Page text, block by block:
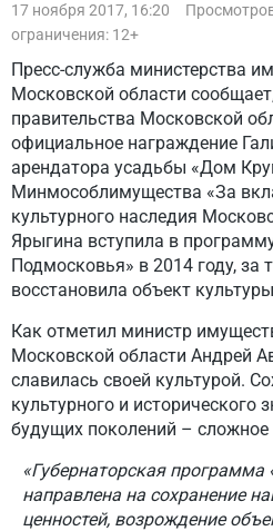
17 ноября 2017, 16:20
ограничения: 12+
Пресс-служба министерства
Московской области
правительства Московской
официальное награждение
арендатора усадьбы «Дом
Минмособлимущества «За
культурного наследия
Ярыгина вступила в
Подмосковья» в 2014 году, за
восстановила объект
Как отметил министр
Московской области Андрей
славилась своей культурой.
культурного и исторического
будущих поколений – сложное
«Губернаторская
направлена на сохранение
ценностей, возрождение